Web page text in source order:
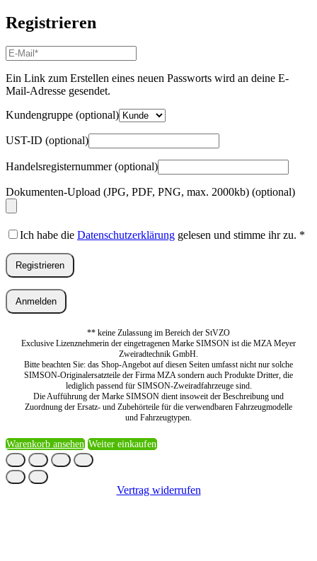
Registrieren
E-
Mail-
Adresse*
Erforderlich
Ein Link zum Erstellen eines neuen Passworts wird an deine E-
Mail-Adresse gesendet.
Kundengruppe (optional)
UST-ID (optional)
Handelsregisternummer(optional)
Dokumenten-Upload (JPG, PDF, PNG, max. 2000kb) (optional)
Ich habe die Datenschutzerklärung gelesen und stimme ihr zu. *
Registrieren
Anmelden
** keine Zulassung im Bereich der StVZO
Exclusive Lizenznehmerin der eingetragenen Marke SIMSON ist die MZA Meyer
Zweiradtechnik GmbH.
Bitte beachten Sie: das Shop-Angebot auf diesen Seiten umfasst nicht nur solche
SIMSON-Originalersatzteile der Firma MZA sondern auch Produkte Dritter, die
lediglich passend für SIMSON-Zweiradfahrzeuge sind.
Die Aufführung der Marke SIMSON dient insoweit der Beschreibung und
Zuordnung der Ersatz- und Zubehörteile für die verwendbaren Fahrzeugmodelle
und Fahrzeugtypen.
Warenkorb ansehen Weiter einkaufen
Vertrag widerrufen